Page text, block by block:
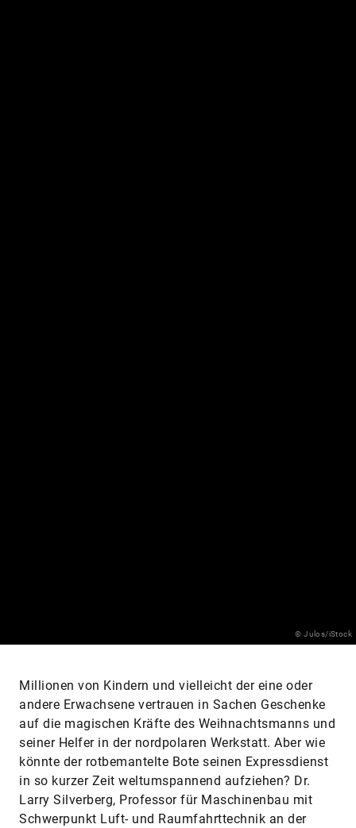
© Julos/iStock
Millionen von Kindern und vielleicht der eine oder
andere Erwachsene vertrauen in Sachen Geschenke
auf die magischen Kräfte des Weihnachtsmanns und
seiner Helfer in der nordpolaren Werkstatt. Aber wie
könnte der rotbemantelte Bote seinen Expressdienst
in so kurzer Zeit weltumspannend aufziehen? Dr.
Larry Silverberg, Professor für Maschinenbau mit
Schwerpunkt Luft- und Raumfahrttechnik an der